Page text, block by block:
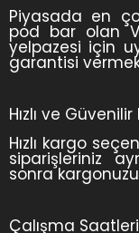
Piyasada en
pod bar olan
yelpazesi için
garantisi
Hızlı ve
Hızlı kargo
siparişleriniz
sonra
Çalışma